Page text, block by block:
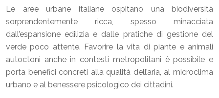
Le aree urbane italiane ospitano una biodiversità
sorprendentemente ricca, spesso minacciata
dall’espansione edilizia e dalle pratiche di gestione del
verde poco attente. Favorire la vita di piante e animali
autoctoni anche in contesti metropolitani è possibile e
porta benefici concreti alla qualità dell’aria, al microclima
urbano e al benessere psicologico dei cittadini.